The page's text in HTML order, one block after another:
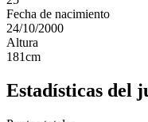
Fecha de nacimiento
24/10/2000
Altura
181cm
Estadísticas del